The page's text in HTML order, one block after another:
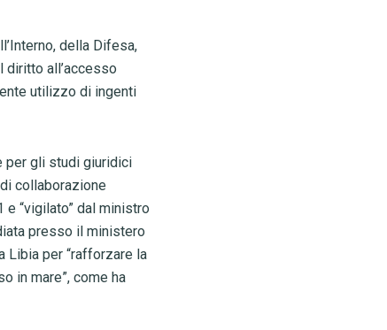
della Difesa,
diritto all’accesso
utilizzo di ingenti
per gli studi giuridici
collaborazione
“vigilato” dal ministro
presso il ministero
Libia per “rafforzare la
in mare”, come ha